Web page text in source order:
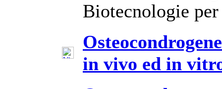
Biotecnologie
in vivo ed in